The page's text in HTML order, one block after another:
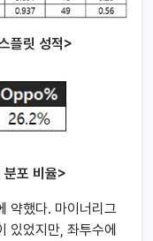
플릿 성적>
분포 비율>
약했다. 마이너리그
있었지만, 좌투수에